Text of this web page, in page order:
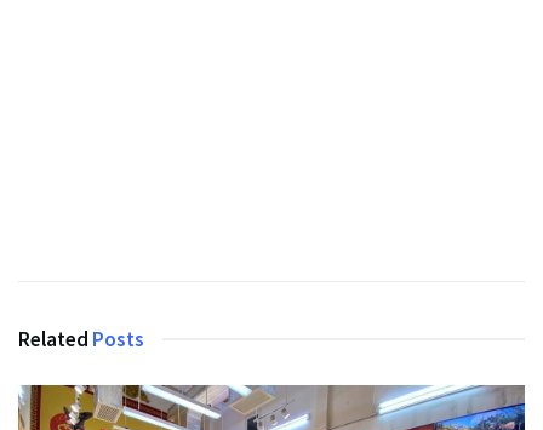
Related Posts